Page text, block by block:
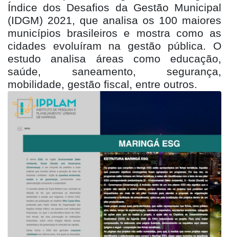
Índice dos Desafios da Gestão Municipal
(IDGM) 2021, que analisa os 100 maiores
municípios brasileiros e mostra como as
cidades evoluíram na gestão pública. O
estudo analisa áreas como educação,
saúde, saneamento, segurança,
mobilidade, gestão fiscal, entre outros.